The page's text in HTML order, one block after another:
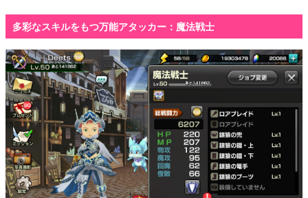
多彩なスキルをもつ万能アタッカー：魔法戦士